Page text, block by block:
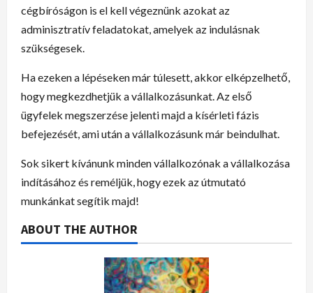
cégbíróságon is el kell végeznünk azokat az
adminisztratív feladatokat, amelyek az indulásnak
szükségesek.
Ha ezeken a lépéseken már túlesett, akkor elképzelhető,
hogy megkezdhetjük a vállalkozásunkat. Az első
ügyfelek megszerzése jelenti majd a kísérleti fázis
befejezését, ami után a vállalkozásunk már beindulhat.
Sok sikert kívánunk minden vállalkozónak a vállalkozása
indításához és reméljük, hogy ezek az útmutató
munkánkat segítik majd!
ABOUT THE AUTHOR